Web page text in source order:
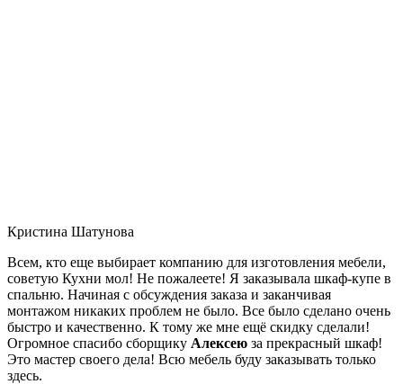
Кристина Шатунова
Всем, кто еще выбирает компанию для изготовления мебели,
советую Кухни мол! Не пожалеете! Я заказывала шкаф-купе в
спальню. Начиная с обсуждения заказа и заканчивая
монтажом никаких проблем не было. Все было сделано очень
быстро и качественно. К тому же мне ещё скидку сделали!
Огромное спасибо сборщику Алексею за прекрасный шкаф!
Это мастер своего дела! Всю мебель буду заказывать только
здесь.